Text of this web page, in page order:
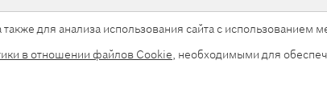
для анализа использования сайта с
в отношении файлов Cookie, необходимыми для